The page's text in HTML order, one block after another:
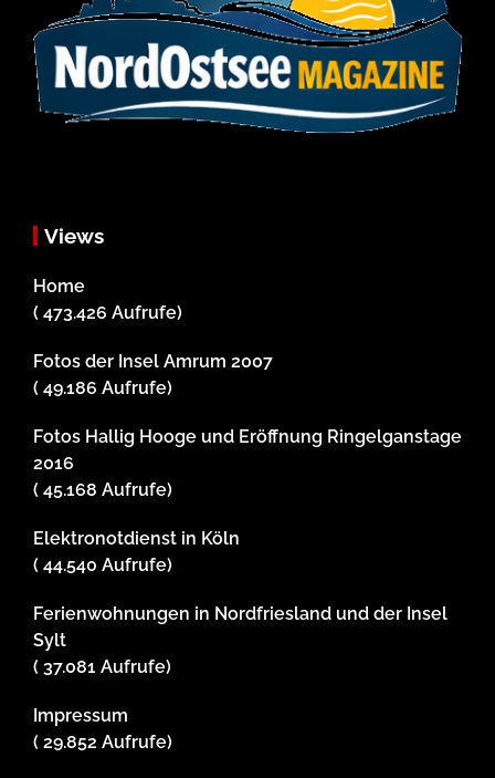
Views
Home
( 473.426 Aufrufe)
Fotos der Insel Amrum 2007
( 49.186 Aufrufe)
Fotos Hallig Hooge und Eröffnung Ringelganstage
2016
( 45.168 Aufrufe)
Elektronotdienst in Köln
( 44.540 Aufrufe)
Ferienwohnungen in Nordfriesland und der Insel
Sylt
( 37.081 Aufrufe)
Impressum
( 29.852 Aufrufe)